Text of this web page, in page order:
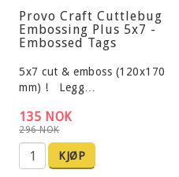
Provo Craft Cuttlebug
Embossing Plus 5x7 -
Embossed Tags
5x7 cut & emboss (120x170
mm) ! Legg…
296 NOK
135 NOK
KJØP